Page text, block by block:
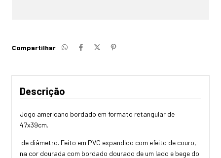
Compartilhar
Descrição
Jogo americano bordado em formato retangular de
47x39cm.
de diâmetro. Feito em PVC expandido com efeito de couro,
na cor dourada com bordado dourado de um lado e bege do